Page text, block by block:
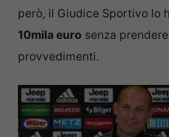
però, il Giudice Sportivo lo
10mila euro senza
provvedimenti.